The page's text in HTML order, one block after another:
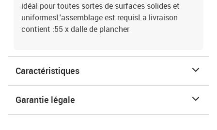
idéal pour toutes sortes de surfaces solides et
uniformesL'assemblage est requisLa livraison
contient :55 x dalle de plancher
Caractéristiques
Garantie légale